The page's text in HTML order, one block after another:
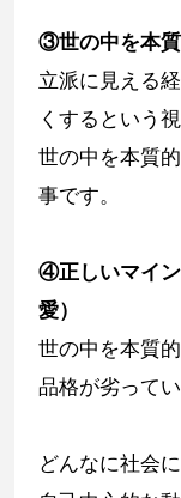
③世の中を本
立派に見える
くするという
世の中を本質
事です。
④正しいマイ
愛）
世の中を本質
品格が劣って
どんなに社会